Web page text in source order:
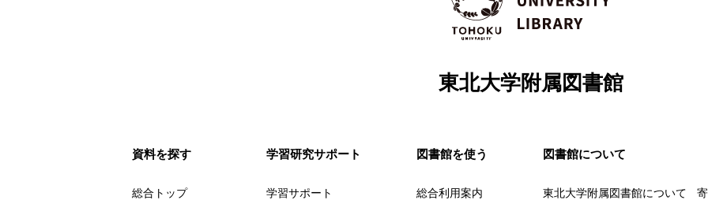
東北大学附属図書館
資料を探す
総合トップ
学習研究サポート
学習サポート
図書館を使う
総合利用案内
図書館について
東北大学附属図書館について